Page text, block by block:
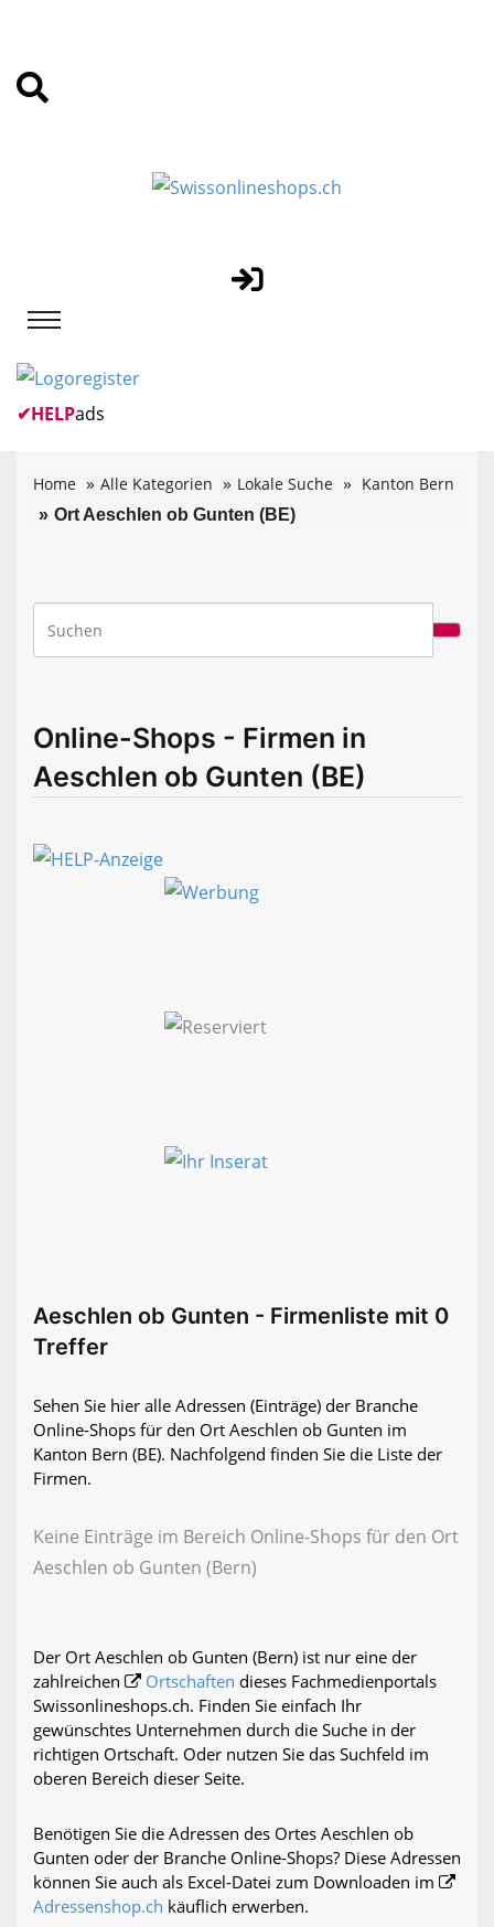
✔HELPads
Home Alle Kategorien Lokale Suche Kanton Bern
Ort Aeschlen ob Gunten (BE)
Online-Shops - Firmen in
Aeschlen ob Gunten (BE)
Aeschlen ob Gunten - Firmenliste mit 0
Treffer
Sehen Sie hier alle Adressen (Einträge) der Branche
Online-Shops für den Ort Aeschlen ob Gunten im
Kanton Bern (BE). Nachfolgend finden Sie die Liste der
Firmen.
Keine Einträge im Bereich Online-Shops für den Ort
Aeschlen ob Gunten (Bern)
Der Ort Aeschlen ob Gunten (Bern) ist nur eine der
zahlreichen
Ortschaften dieses Fachmedienportals
Swissonlineshops.ch. Finden Sie einfach Ihr
gewünschtes Unternehmen durch die Suche in der
richtigen Ortschaft. Oder nutzen Sie das Suchfeld im
oberen Bereich dieser Seite.
Benötigen Sie die Adressen des Ortes Aeschlen ob
Gunten oder der Branche Online-Shops? Diese Adressen
können Sie auch als Excel-Datei zum Downloaden im
Adressenshop.ch käuflich erwerben.